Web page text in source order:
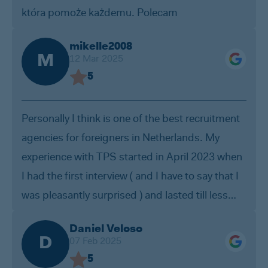
która pomoże każdemu. Polecam
M
mikelle2008
12 Mar 2025
5
Personally I think is one of the best recruitment
agencies for foreigners in Netherlands. My
experience with TPS started in April 2023 when
I had the first interview ( and I have to say that I
was pleasantly surprised ) and lasted till less
one of their clients. By experience I think the
housing is ok , they make sure you find a clean
D
Daniel Veloso
07 Feb 2025
5